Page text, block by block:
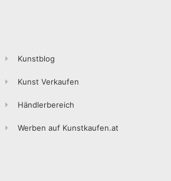
Kunstblog
Kunst Verkaufen
Händlerbereich
Werben auf Kunstkaufen.at